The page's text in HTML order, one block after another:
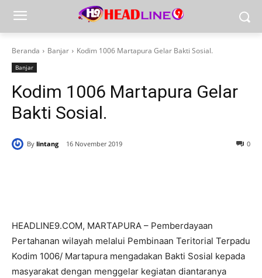
Beranda Banjar Kodim 1006 Martapura Gelar Bakti Sosial.
Banjar
Kodim 1006 Martapura Gelar
Bakti Sosial.
By lintang 16 November 2019 0
HEADLINE9.COM, MARTAPURA – Pemberdayaan
Pertahanan wilayah melalui Pembinaan Teritorial Terpadu
Kodim 1006/ Martapura mengadakan Bakti Sosial kepada
masyarakat dengan menggelar kegiatan diantaranya